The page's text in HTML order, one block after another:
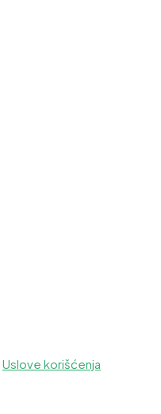
Uslove korišćenja